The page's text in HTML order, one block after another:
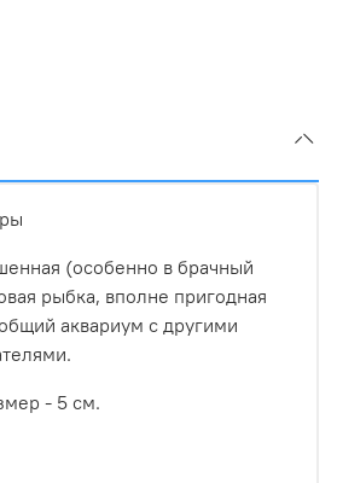
(особенно в брачный
рыбка, вполне пригодная
аквариум с другими
- 5 см.